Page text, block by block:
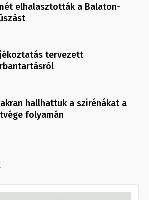
elhalasztották a Balaton-
tervezett
hallhattuk a szirénákat a
folyamán